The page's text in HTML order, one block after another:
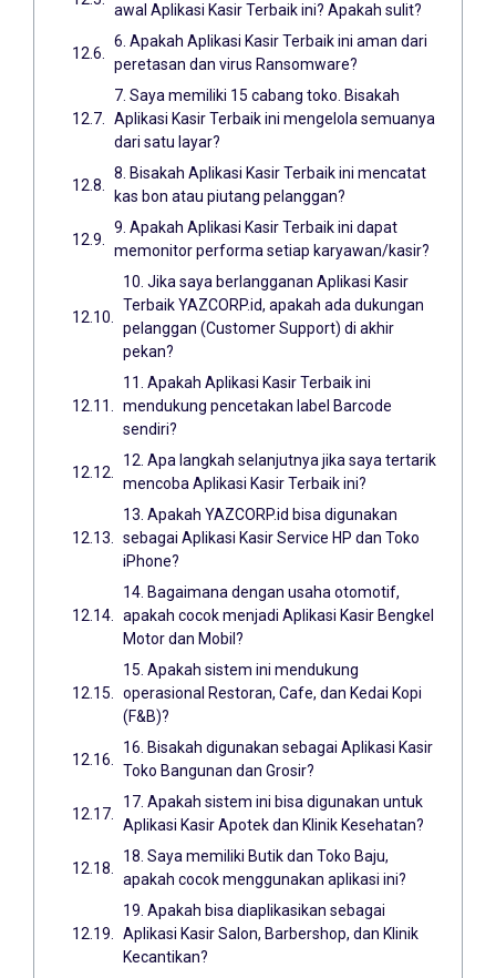
awal Aplikasi Kasir Terbaik ini? Apakah sulit?
6. Apakah Aplikasi Kasir Terbaik ini aman dari
peretasan dan virus Ransomware?
7. Saya memiliki 15 cabang toko. Bisakah
Aplikasi Kasir Terbaik ini mengelola semuanya
dari satu layar?
8. Bisakah Aplikasi Kasir Terbaik ini mencatat
kas bon atau piutang pelanggan?
9. Apakah Aplikasi Kasir Terbaik ini dapat
memonitor performa setiap karyawan/kasir?
10. Jika saya berlangganan Aplikasi Kasir
Terbaik YAZCORP.id, apakah ada dukungan
pelanggan (Customer Support) di akhir
pekan?
11. Apakah Aplikasi Kasir Terbaik ini
mendukung pencetakan label Barcode
sendiri?
12. Apa langkah selanjutnya jika saya tertarik
mencoba Aplikasi Kasir Terbaik ini?
13. Apakah YAZCORP.id bisa digunakan
sebagai Aplikasi Kasir Service HP dan Toko
iPhone?
14. Bagaimana dengan usaha otomotif,
apakah cocok menjadi Aplikasi Kasir Bengkel
Motor dan Mobil?
15. Apakah sistem ini mendukung
operasional Restoran, Cafe, dan Kedai Kopi
(F&B)?
16. Bisakah digunakan sebagai Aplikasi Kasir
Toko Bangunan dan Grosir?
17. Apakah sistem ini bisa digunakan untuk
Aplikasi Kasir Apotek dan Klinik Kesehatan?
18. Saya memiliki Butik dan Toko Baju,
apakah cocok menggunakan aplikasi ini?
19. Apakah bisa diaplikasikan sebagai
Aplikasi Kasir Salon, Barbershop, dan Klinik
Kecantikan?